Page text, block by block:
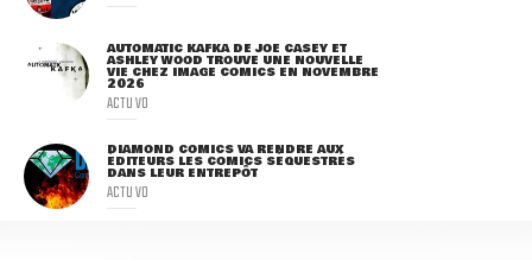
AUTOMATIC KAFKA DE JOE CASEY ET
ASHLEY WOOD TROUVE UNE NOUVELLE
VIE CHEZ IMAGE COMICS EN NOVEMBRE
2026
ACTU VO
DIAMOND COMICS VA RENDRE AUX
ÉDITEURS LES COMICS SÉQUESTRÉS
DANS LEUR ENTREPÔT
ACTU VO